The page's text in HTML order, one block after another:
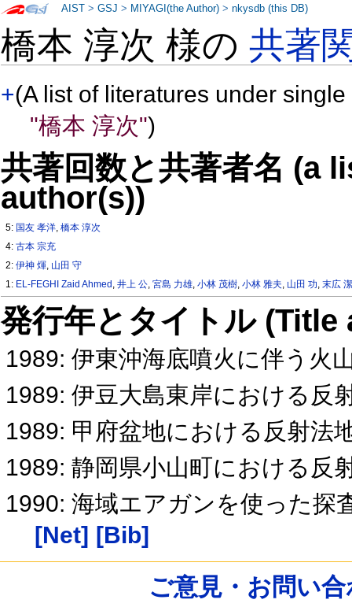
橋本 淳次 様の共著
+(A list of literatures under
"橋本 淳次")
共著回数と共著者名 (a
author(s))
5: 国友 孝洋,橋本 淳次
4:古本 宗充
2:伊神 煇, 山田 守
1: EL-FEGHI Zaid Ahmed ,井上 公,宮島 力雄,小林 茂樹,小林 雅夫, 山田 功,末広
発行年とタイトル
1989: 伊東沖海底噴火に伴う火
1989: 伊豆大島東岸における反
1989: 甲府盆地における反射法
1989: 静岡県小山町における反
1990: 海域エアガンを使った探
[Net] [Bib]
AIST >GSJ > MIYAGI(the Author) >nkysdb (this DB)
ご意見・お問い